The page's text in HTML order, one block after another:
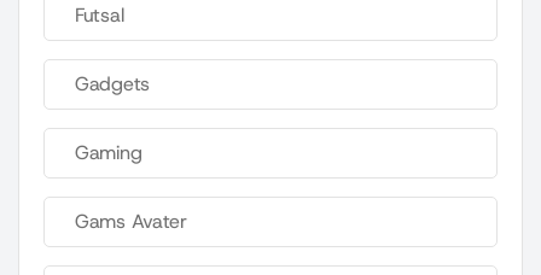
Futsal
Gadgets
Gaming
Gams Avater